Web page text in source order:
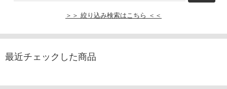
＞＞ 絞り込み検索はこちら ＜＜
最近チェックした商品